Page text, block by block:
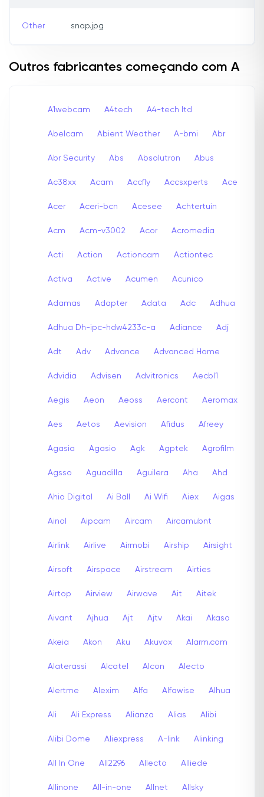
Other snap.jpg
Outros fabricantes começando com A
A1webcam A4tech A4-tech Itd
Abelcam Abient Weather A-bmi Abr
Abr Security Abs Absolutron Abus
Ac38xx Acam Accfly Accsxperts Ace
Acer Aceri-bcn Acesee Achtertuin
Acm Acm-v3002 Acor Acromedia
Acti Action Actioncam Actiontec
Activa Active Acumen Acunico
Adamas Adapter Adata Adc Adhua
Adhua Dh-ipc-hdw4233c-a Adiance Adj
Adt Adv Advance Advanced Home
Advidia Advisen Advitronics Aecbl1
Aegis Aeon Aeoss Aercont Aeromax
Aes Aetos Aevision Afidus Afreey
Agasia Agasio Agk Agptek Agrofilm
Agsso Aguadilla Aguilera Aha Ahd
Ahio Digital Ai Ball Ai Wifi Aiex Aigas
Ainol Aipcam Aircam Aircamubnt
Airlink Airlive Airmobi Airship Airsight
Airsoft Airspace Airstream Airties
Airtop Airview Airwave Ait Aitek
Aivant Ajhua Ajt Ajtv Akai Akaso
Akeia Akon Aku Akuvox Alarm.com
Alaterassi Alcatel Alcon Alecto
Alertme Alexim Alfa Alfawise Alhua
Ali Ali Express Alianza Alias Alibi
Alibi Dome Aliexpress A-link Alinking
All In One All2296 Allecto Alliede
Allinone All-in-one Allnet Allsky